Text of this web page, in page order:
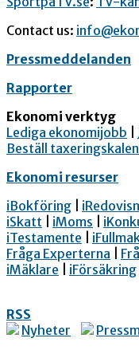
Contact us:
Pressmeddelanden
Rapporter
Ekonomi verktyg
Lediga ekonomijobb
Beställ
Ekonomi resurser
iBokföring
iSkatt
iMoms
iTestamente
Fråga Experterna
iMäklare
iFörsäkring
RSS
Nyheter